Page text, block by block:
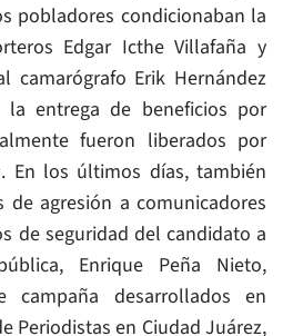
pobladores condicionaban la
Edgar Icthe Villafaña y
camarógrafo Erik Hernández
la entrega de beneficios por
fueron liberados por
En los últimos días, también
agresión a comunicadores
de seguridad del candidato a
Enrique Peña Nieto,
desarrollados en
Periodistas en Ciudad Juárez,